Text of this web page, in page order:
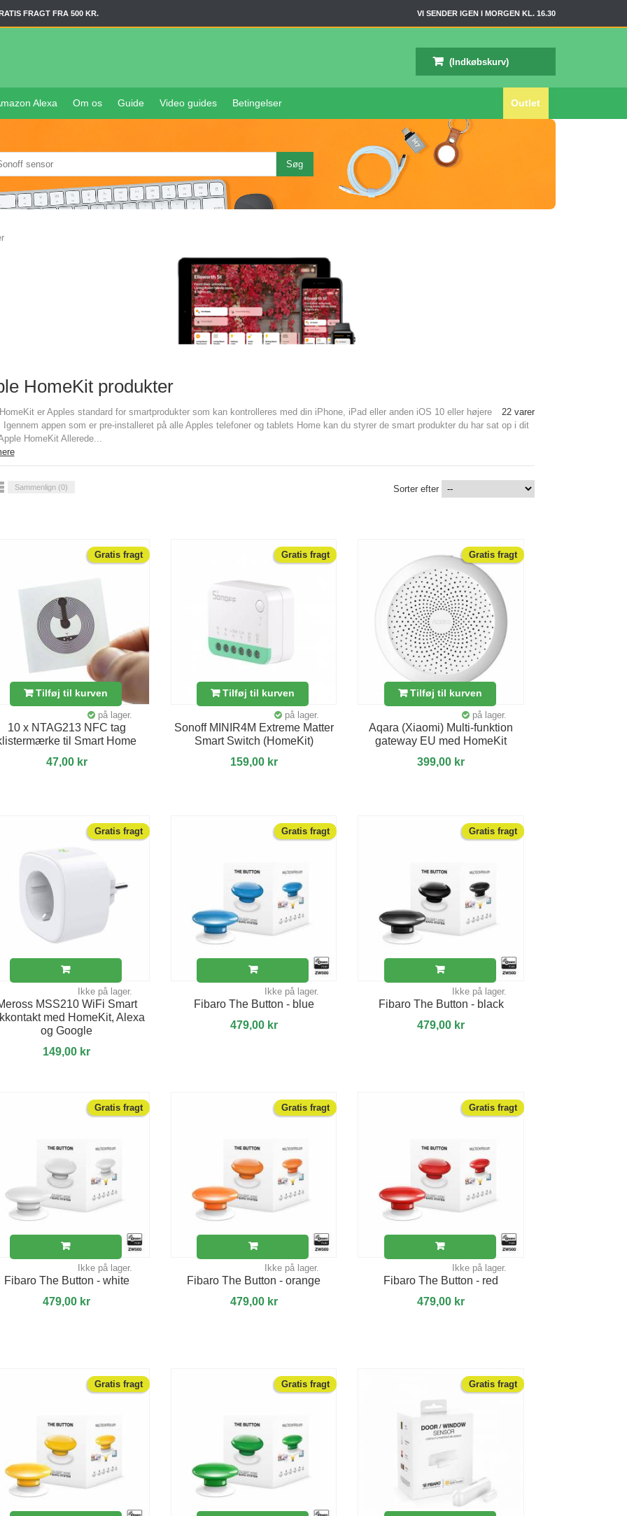
FRAGT FRA 500 KR. VI SENDER IGEN I MORGEN KL. 16.30
Alexa Om os Guide Video guides Betingelser Outlet
(Indkøbskurv)
HomeKit produkter
22 varer
er Apples standard for smartprodukter som kan kontrolleres med din iPhone, iPad eller anden iOS 10 eller højere
Igennem appen som er pre-installeret på alle Apples telefoner og tablets Home kan du styrer de smart produkter du har sat op i dit
HomeKit Allerede...
Sammenlign (0) Sorter efter
Gratis fragt
Tilføj til kurven
på lager.
10 x NTAG213 NFC tag
til Smart Home
47,00 kr
Gratis fragt
Tilføj til kurven
på lager.
Sonoff MINIR4M Extreme Matter
Smart Switch (HomeKit)
159,00 kr
Gratis fragt
Tilføj til kurven
på lager.
Aqara (Xiaomi) Multi-funktion
gateway EU med HomeKit
399,00 kr
Gratis fragt
Ikke på lager.
MSS210 WiFi Smart
med HomeKit, Alexa
og Google
149,00 kr
Gratis fragt
Ikke på lager.
Fibaro The Button - blue
479,00 kr
Gratis fragt
Ikke på lager.
Fibaro The Button - black
479,00 kr
Gratis fragt
Ikke på lager.
Fibaro The Button - white
479,00 kr
Gratis fragt
Ikke på lager.
Fibaro The Button - orange
479,00 kr
Gratis fragt
Ikke på lager.
Fibaro The Button - red
479,00 kr
Gratis fragt Gratis fragt Gratis fragt